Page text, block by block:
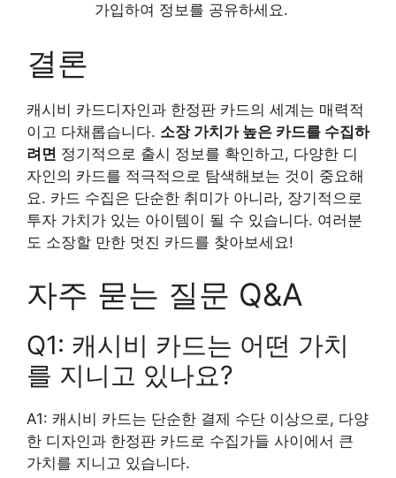
가입하여 정보를 공유하세요.
결론
캐시비 카드디자인과 한정판 카드의 세계는 매력적
이고 다채롭습니다. 소장 가치가 높은 카드를 수집하
려면 정기적으로 출시 정보를 확인하고, 다양한 디
자인의 카드를 적극적으로 탐색해보는 것이 중요해
요. 카드 수집은 단순한 취미가 아니라, 장기적으로
투자 가치가 있는 아이템이 될 수 있습니다. 여러분
도 소장할 만한 멋진 카드를 찾아보세요!
자주 묻는 질문 Q&A
Q1: 캐시비 카드는 어떤 가치
를 지니고 있나요?
A1: 캐시비 카드는 단순한 결제 수단 이상으로, 다양
한 디자인과 한정판 카드로 수집가들 사이에서 큰
가치를 지니고 있습니다.